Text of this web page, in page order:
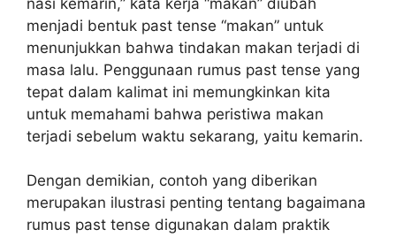
menjadi bentuk past tense “makan” untuk
menunjukkan bahwa tindakan makan terjadi di
masa lalu. Penggunaan rumus past tense yang
tepat dalam kalimat ini memungkinkan kita
untuk memahami bahwa peristiwa makan
terjadi sebelum waktu sekarang, yaitu kemarin.
Dengan demikian, contoh yang diberikan
merupakan ilustrasi penting tentang bagaimana
rumus past tense digunakan dalam praktik